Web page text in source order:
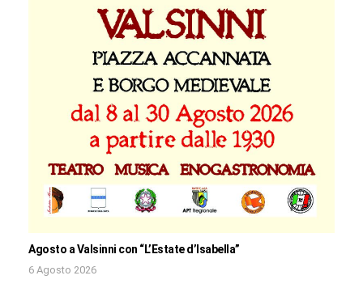
Agosto a Valsinni con “L’Estate d’Isabella”
6 Agosto 2026